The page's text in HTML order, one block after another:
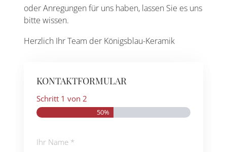
oder Anregungen für uns haben, lassen Sie es uns
bitte wissen.
Herzlich Ihr Team der Königsblau-Keramik
KONTAKTFORMULAR
Schritt 1 von 2
50%
Name